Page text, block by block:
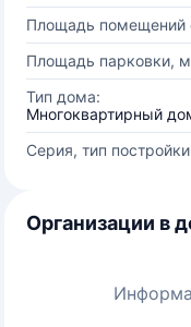
Площадь помещений
Площадь парковки,
Тип дома:
Многоквартирный
Серия, тип
Организации в